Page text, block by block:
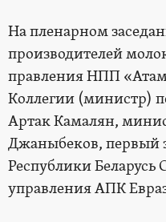
На пленарном
производителей
правления НПП
Коллегии (министр)
Артак Камалян,
Джаныбеков, первый
Республики Беларусь
управления АПК